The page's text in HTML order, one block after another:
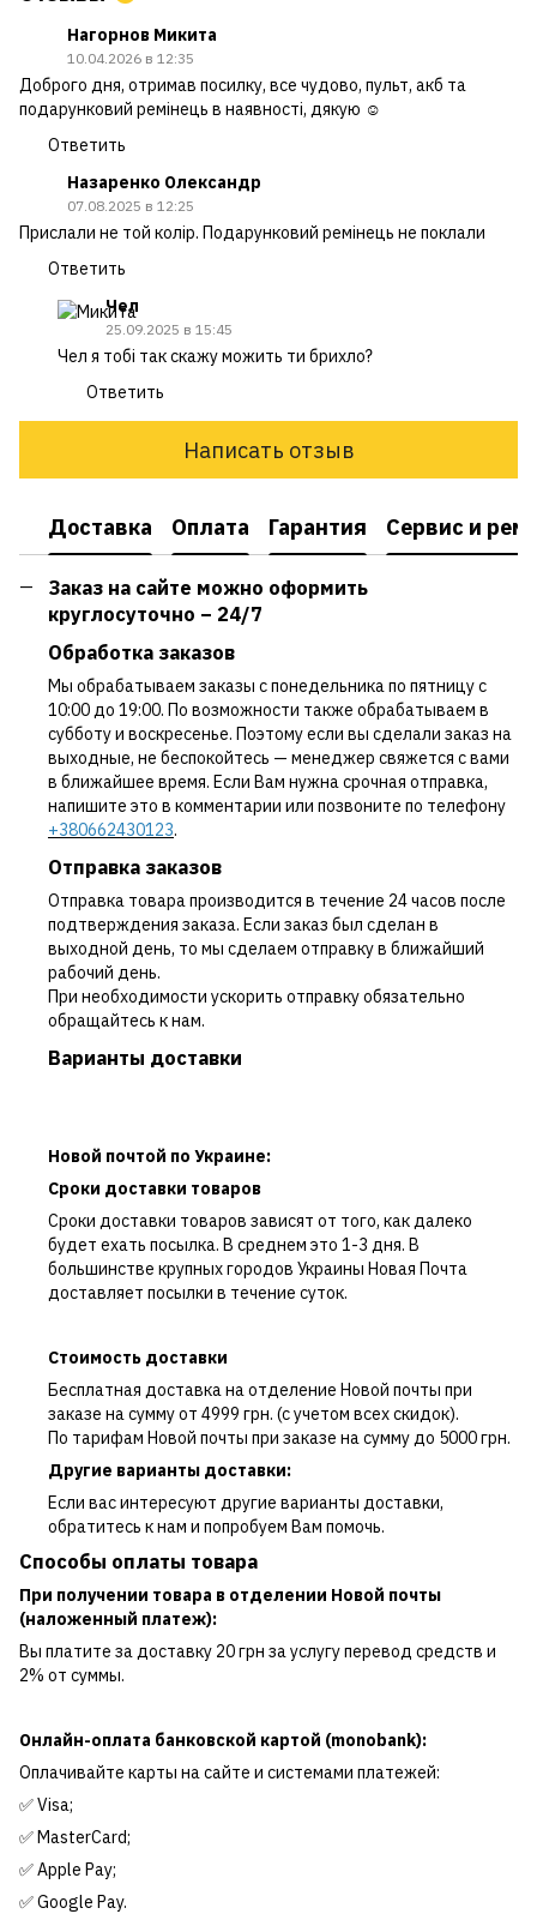
Нагорнов Микита
10.04.2026 в 12:35
Доброго дня, отримав посилку, все чудово, пульт, акб та
подарунковий ремінець в наявності, дякую ☺️
Ответить
Назаренко Олександр
07.08.2025 в 12:25
Прислали не той колір. Подарунковий ремінець не поклали
Ответить
Чел
25.09.2025 в 15:45
Чел я тобі так скажу можить ти брихло?
Ответить
Написать отзыв
Доставка Оплата Гарантия Сервис и
Заказ на сайте можно оформить
круглосуточно – 24/7
Обработка заказов
Мы обрабатываем заказы с понедельника по пятницу с
10:00 до 19:00. По возможности также обрабатываем в
субботу и воскресенье. Поэтому если вы сделали заказ на
выходные, не беспокойтесь — менеджер свяжется с вами
в ближайшее время. Если Вам нужна срочная отправка,
напишите это в комментарии или позвоните по телефону
+380662430123.
Отправка заказов
Отправка товара производится в течение 24 часов после
подтверждения заказа. Если заказ был сделан в
выходной день, то мы сделаем отправку в ближайший
рабочий день.
При необходимости ускорить отправку обязательно
обращайтесь к нам.
Варианты доставки
Новой почтой по Украине:
Сроки доставки товаров
Сроки доставки товаров зависят от того, как далеко
будет ехать посылка. В среднем это 1-3 дня. В
большинстве крупных городов Украины Новая Почта
доставляет посылки в течение суток.
Стоимость доставки
Бесплатная доставка на отделение Новой почты при
заказе на сумму от 4999 грн. (с учетом всех скидок).
По тарифам Новой почты при заказе на сумму до 5000 грн.
Другие варианты доставки:
Если вас интересуют другие варианты доставки,
обратитесь к нам и попробуем Вам помочь.
Способы оплаты товара
При получении товара в отделении Новой почты
(наложенный платеж):
Вы платите за доставку 20 грн за услугу перевод средств и
2% от суммы.
Онлайн-оплата банковской картой (monobank):
Оплачивайте карты на сайте и системами платежей:
✅ Visa;
✅ MasterCard;
✅ Apple Pay;
✅ Google Pay.